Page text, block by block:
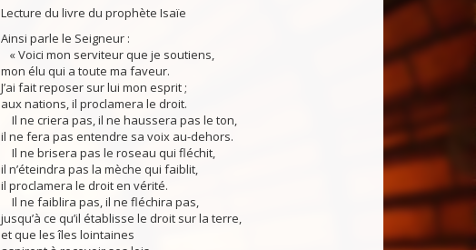
Lecture du livre du prophète Isaïe
Ainsi parle le Seigneur :
« Voici mon serviteur que je soutiens,
mon élu qui a toute ma faveur.
J’ai fait reposer sur lui mon esprit ;
aux nations, il proclamera le droit.
Il ne criera pas, il ne haussera pas le ton,
il ne fera pas entendre sa voix au-dehors.
Il ne brisera pas le roseau qui fléchit,
il n’éteindra pas la mèche qui faiblit,
il proclamera le droit en vérité.
Il ne faiblira pas, il ne fléchira pas,
jusqu’à ce qu’il établisse le droit sur la terre,
et que les îles lointaines